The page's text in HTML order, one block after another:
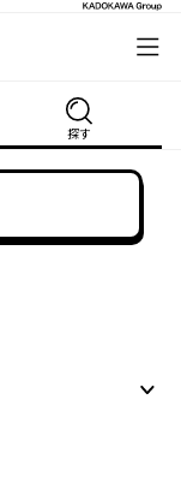
探す